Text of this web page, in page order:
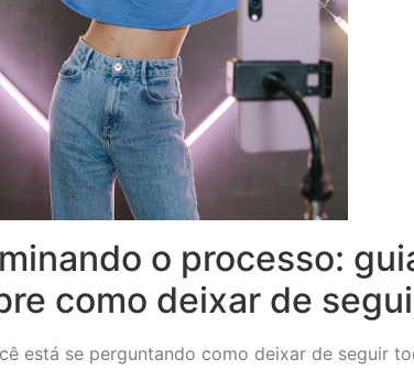
o processo:
como deixar de
está se perguntando como deixar de seguir